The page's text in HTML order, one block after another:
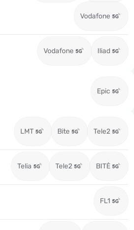
Vodafone
Vodafone Iliad
Epic
LMT Bite Tele2
Telia Tele2 BITĖ
FL1